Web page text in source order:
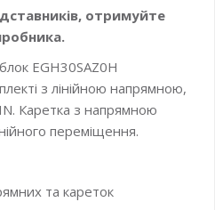
отримуйте
EGH30SAZ0H
з лінійною напрямною,
Каретка з напрямною
переміщення.
та кареток